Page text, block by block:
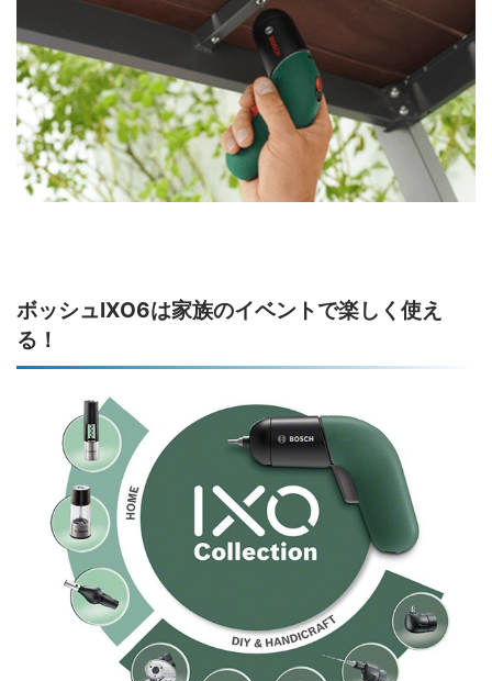
ボッシュIXO6は家族のイベントで楽しく使え
る！